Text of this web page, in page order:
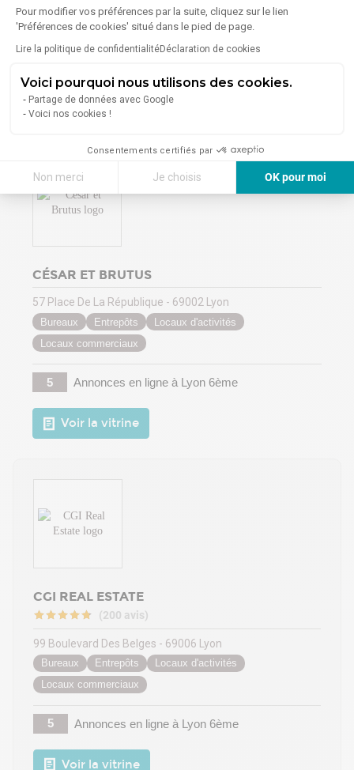
Pour modifier vos préférences par la suite, cliquez sur le lien
'Préférences de cookies' situé dans le pied de page.
Lire la politique de confidentialitéDéclaration de cookies
Voici pourquoi nous utilisons des cookies.
Partage de données avec Google
Voici nos cookies !
Consentements certifiés par
Non merci Je choisis
OK pour moi
Axeptio consent
Plateforme de Gestion du Consentement : Personnalisez vos Options
Bureaux Locaux d'activités Locaux commerciaux
Voir la vitrine
CÉSAR ET BRUTUS
57 Place De La République - 69002 Lyon
Bureaux Entrepôts
Locaux d'activités
Locaux commerciaux
5 Annonces en ligneà Lyon 6ème
Voir la vitrine
CGI REAL ESTATE
(200 avis)
99 Boulevard Des Belges - 69006 Lyon
Bureaux Entrepôts
Locaux d'activités
Locaux commerciaux
5 Annonces en ligneà Lyon 6ème
Voir la vitrine